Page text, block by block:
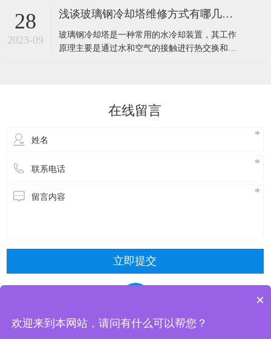
其能够保证水质不受污染，很好的保护了主设备
时，可以停掉喷淋水系统，起到节水效果。​封闭
式冷却塔中的喷淋水系统主要有以下作用：增强
28
2023-09
浅谈玻璃钢冷却塔维修方式有哪几种？
​玻璃钢冷却塔是一种常用的水冷却装置，其工作
原理主要是通过水和空气的接触进行热交换和质
修：风机是冷却塔的核心部件，需要进行定期的
检查和维护。具体步骤包括关闭电源，停止使
在线留言
立即提交
东莞市清风冷却设备有限公司 版权所有
×
欢迎来到本网站，请问有什么可以帮您？